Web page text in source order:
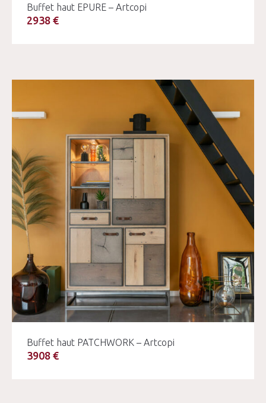
Buffet haut EPURE – Artcopi
2938 €
Buffet haut PATCHWORK – Artcopi
3908 €